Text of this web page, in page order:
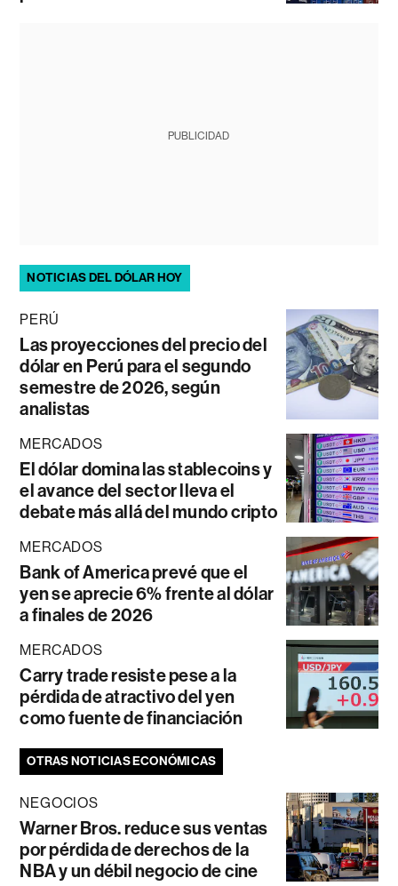
PUBLICIDAD
NOTICIAS DEL DÓLAR HOY
PERÚ
Las proyecciones del precio del
dólar en Perú para el segundo
semestre de 2026, según
analistas
MERCADOS
El dólar domina las stablecoins y
el avance del sector lleva el
debate más allá del mundo cripto
MERCADOS
Bank of America prevé que el
yen se aprecie 6% frente al dólar
a finales de 2026
MERCADOS
Carry trade resiste pese a la
pérdida de atractivo del yen
como fuente de financiación
OTRAS NOTICIAS ECONÓMICAS
NEGOCIOS
Warner Bros. reduce sus ventas
por pérdida de derechos de la
NBA y un débil negocio de cine